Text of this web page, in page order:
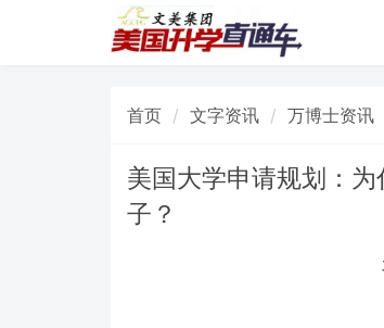
首页 文字资讯 万博士资讯
美国大学申请规划：
子？